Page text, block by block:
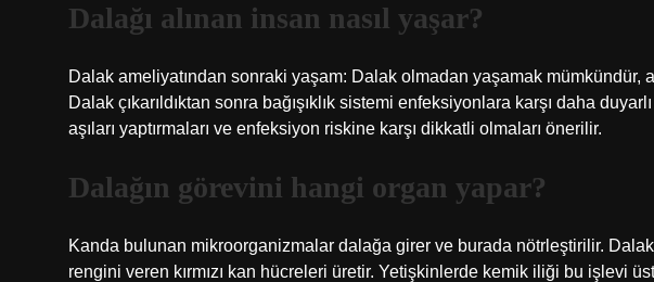
Dalağı alınan insan nasıl yaşar?
Dalak ameliyatından sonraki yaşam: Dalak olmadan yaşamak mümkündür,
Dalak çıkarıldıktan sonra bağışıklık sistemi enfeksiyonlara karşı daha
aşıları yaptırmaları ve enfeksiyon riskine karşı dikkatli olmaları önerilir.
Dalağın görevini hangi organ yapar?
Kanda bulunan mikroorganizmalar dalağa girer ve burada nötrleştirilir. Dalak
rengini veren kırmızı kan hücreleri üretir. Yetişkinlerde kemik iliği bu işlevi